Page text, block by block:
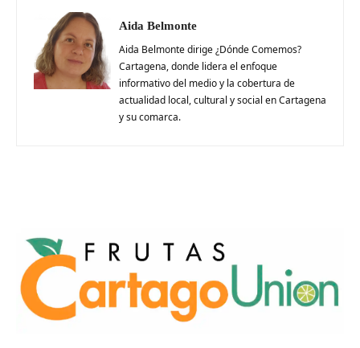
Aida Belmonte
Aida Belmonte dirige ¿Dónde Comemos?
Cartagena, donde lidera el enfoque
informativo del medio y la cobertura de
actualidad local, cultural y social en Cartagena
y su comarca.